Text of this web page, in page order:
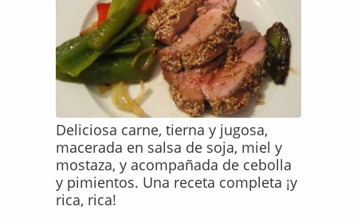
Deliciosa carne, tierna y jugosa,
macerada en salsa de soja, miel y
mostaza, y acompañada de cebolla
y pimientos. Una receta completa ¡y
rica, rica!